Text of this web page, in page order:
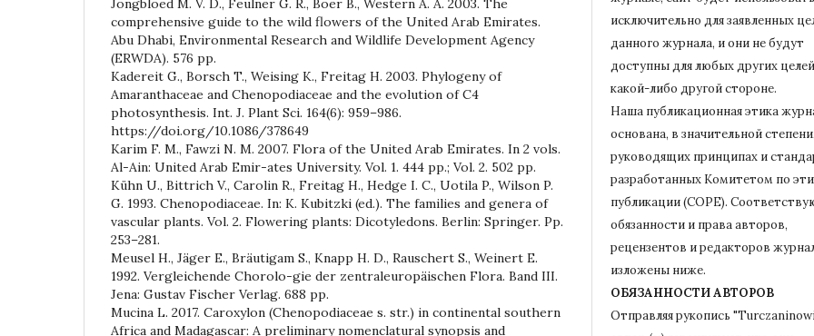
Jongbloed M. V. D., Feulner G. R., Boer B., Western A. A. 2003. The
comprehensive guide to the wild flowers of the United Arab Emirates.
Abu Dhabi, Environmental Research and Wildlife Development Agency
(ERWDA). 576 pp.
Kadereit G., Borsch T., Weising K., Freitag H. 2003. Phylogeny of
Amaranthaceae and Chenopodiaceae and the evolution of C4
photosynthesis. Int. J. Plant Sci. 164(6): 959–986.
https://doi.org/10.1086/378649
Karim F. M., Fawzi N. M. 2007. Flora of the United Arab Emirates. In 2 vols.
Al-Ain: United Arab Emir-ates University. Vol. 1. 444 pp.; Vol. 2. 502 pp.
Kühn U., Bittrich V., Carolin R., Freitag H., Hedge I. C., Uotila P., Wilson P.
G. 1993. Chenopodiaceae. In: K. Kubitzki (ed.). The families and genera of
vascular plants. Vol. 2. Flowering plants: Dicotyledons. Berlin: Springer. Pp.
253–281.
Meusel H., Jäger E., Bräutigam S., Knapp H. D., Rauschert S., Weinert E.
1992. Vergleichende Chorolo-gie der zentraleuropäischen Flora. Band III.
Jena: Gustav Fischer Verlag. 688 pp.
Mucina L. 2017. Caroxylon (Chenopodiaceae s. str.) in continental southern
Africa and Madagascar: A preliminary nomenclatural synopsis and
исключительно для заявленных
данного журнала, и они не будут
доступны для любых других
какой-либо другой стороне.
Наша публикационная этика
основана, в значительной
руководящих принципах и
разработанных Комитетом по
публикации (COPE).
обязанности и права авторов,
рецензентов и редакторов
изложены ниже.
ОБЯЗАННОСТИ АВТОРОВ
Отправляя рукопись